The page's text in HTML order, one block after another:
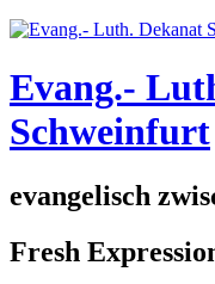
Evang.-
Schweinfurt
evangelisch
Fresh